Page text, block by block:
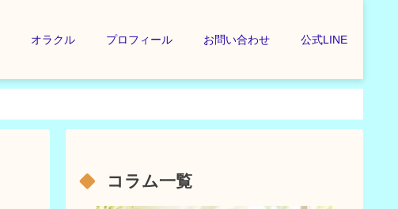
オラクル プロフィール お問い合わせ 公式LINE
コラム一覧